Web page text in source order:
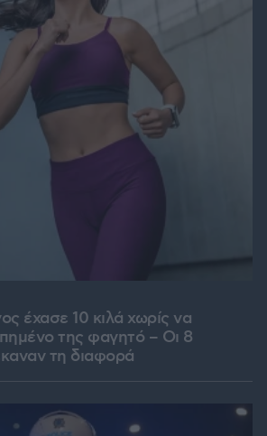
έχασε 10 κιλά χωρίς να
της φαγητό – Οι 8
τη διαφορά